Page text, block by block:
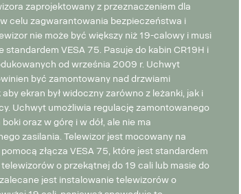
zaprojektowany z przeznaczeniem dla
celu zagwarantowania bezpieczeństwa i
nie może być większy niż 19-calowy i musi
standardem VESA 75. Pasuje do kabin CR19H i
od września 2009 r. Uchwyt
być zamontowany nad drzwiami
ekran był widoczny zarówno z leżanki, jak i
Uchwyt umożliwia regulację zamontowanego
oraz w górę i w dół, ale nie ma
zasilania. Telewizor jest mocowany na
złącza VESA 75, które jest standardem
o przekątnej do 19 cali lub masie do
jest instalowanie telewizorów o